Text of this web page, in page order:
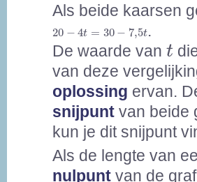
Als beide kaarsen
20 − 4t = 30 − 7,5t
20 =30 7,5
.
De waarde van t
t
van deze
oplossing ervan.
snijpunt van beide
kun je dit snijpunt
Als de lengte van
nulpunt van de